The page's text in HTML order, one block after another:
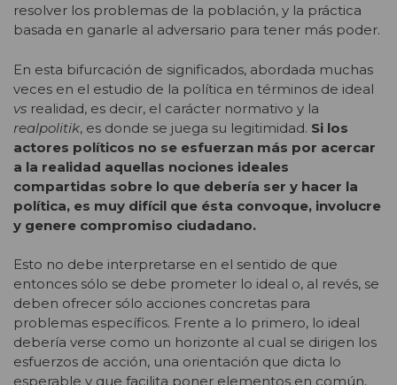
resolver los problemas de la población, y la práctica
basada en ganarle al adversario para tener más poder.
En esta bifurcación de significados, abordada muchas
veces en el estudio de la política en términos de ideal
vs realidad, es decir, el carácter normativo y la
realpolitik, es donde se juega su legitimidad. Si los
actores políticos no se esfuerzan más por acercar
a la realidad aquellas nociones ideales
compartidas sobre lo que debería ser y hacer la
política, es muy difícil que ésta convoque, involucre
y genere compromiso ciudadano.
Esto no debe interpretarse en el sentido de que
entonces sólo se debe prometer lo ideal o, al revés, se
deben ofrecer sólo acciones concretas para
problemas específicos. Frente a lo primero, lo ideal
debería verse como un horizonte al cual se dirigen los
esfuerzos de acción, una orientación que dicta lo
esperable y que facilita poner elementos en común,